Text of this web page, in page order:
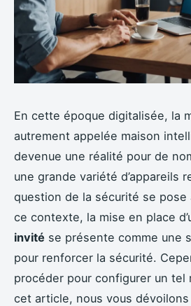
En cette époque digitalisée, la
autrement appelée maison
devenue une réalité pour de
une grande variété d’appareils
question de la sécurité se pose
ce contexte, la mise en place
invité se présente comme une
pour renforcer la sécurité.
procéder pour configurer un tel
cet article, nous vous